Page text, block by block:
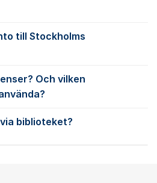
till Stockholms
Och vilken
biblioteket?